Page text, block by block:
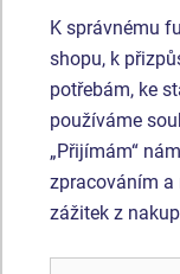
Produkt - LD-011K20-10
Lanová dráha
s nástupištěm -
celokovová
K správnému
shopu, k
potřebám, ke
používáme
„Přijímám“
zpracováním a
zážitek z